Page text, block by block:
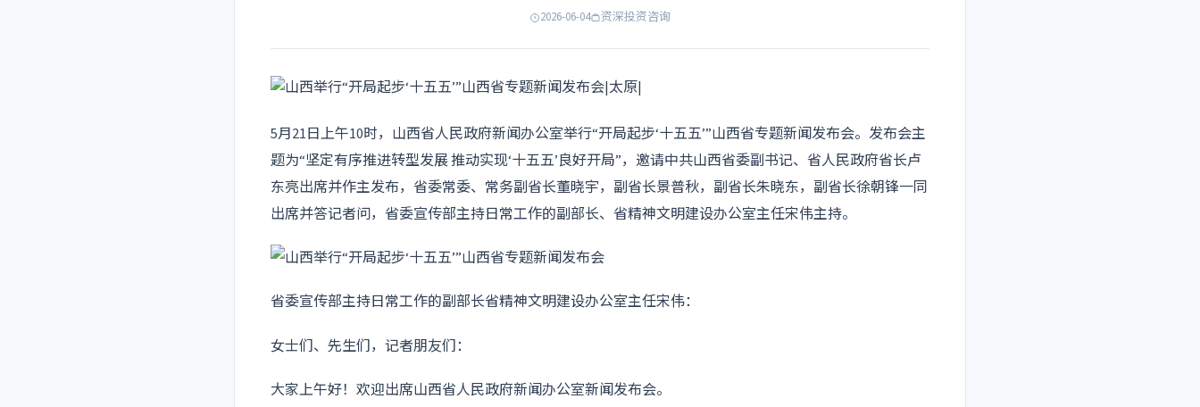
2026-06-04 资深投资咨询
5月21日上午10时，山西省人民政府新闻办公室举行“开局起步‘十五五’”山西省专题新闻发布会。发布会主
题为“坚定有序推进转型发展 推动实现‘十五五’良好开局”，邀请中共山西省委副书记、省人民政府省长卢
东亮出席并作主发布，省委常委、常务副省长董晓宇，副省长景普秋，副省长朱晓东，副省长徐朝锋一同
出席并答记者问，省委宣传部主持日常工作的副部长、省精神文明建设办公室主任宋伟主持。
省委宣传部主持日常工作的副部长省精神文明建设办公室主任宋伟：
女士们、先生们，记者朋友们：
大家上午好！欢迎出席山西省人民政府新闻办公室新闻发布会。